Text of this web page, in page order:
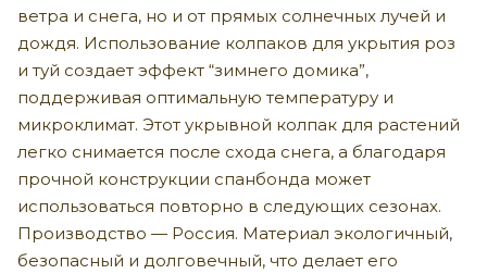
ветра и снега, но и от прямых солнечных лучей и
дождя. Использование колпаков для укрытия роз
и туй создает эффект “зимнего домика”,
поддерживая оптимальную температуру и
микроклимат. Этот укрывной колпак для растений
легко снимается после схода снега, а благодаря
прочной конструкции спанбонда может
использоваться повторно в следующих сезонах.
Производство — Россия. Материал экологичный,
безопасный и долговечный, что делает его